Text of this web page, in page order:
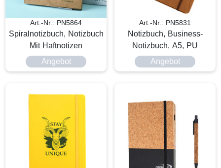
Art.-Nr.: PN5864
Spiralnotizbuch, Notizbuch
Mit Haftnotizen
Angebot
Art.-Nr.: PN5831
Notizbuch, Business-
Notizbuch, A5, PU
Angebot